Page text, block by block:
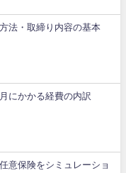
法・取締り内容の基本
にかかる経費の内訳
意保険をシミュレーショ